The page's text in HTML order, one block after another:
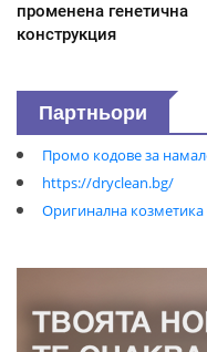
променена генетична
конструкция
Партньори
Промо кодове за
https://dryclean.bg/
Оригинална козметика